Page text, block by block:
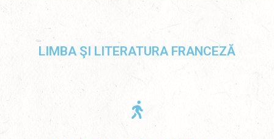
LIMBA ŞI LITERATURA FRANCEZĂ